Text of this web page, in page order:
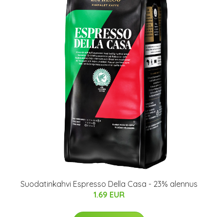
Suodatinkahvi Espresso Della Casa - 23% alennus
1.69 EUR